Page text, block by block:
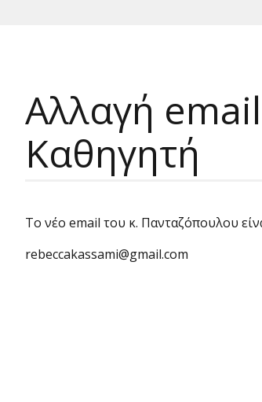
Αλλαγή
Καθηγητή
Το νέο email του κ. Πανταζόπουλου
rebeccakassami@gmail.com